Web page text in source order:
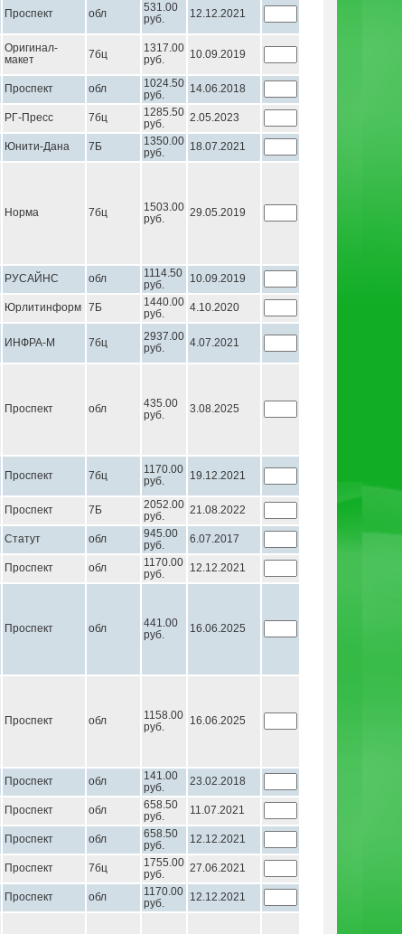
Проспект обл
531.00
руб.
12.12.2021
Оригинал-
макет
7бц
1317.00
руб.
10.09.2019
Проспект обл
1024.50
руб.
14.06.2018
РГ-Пресс 7бц
1285.50
руб.
2.05.2023
Юнити-Дана 7Б
1350.00
руб.
18.07.2021
Норма 7бц
1503.00
руб.
29.05.2019
РУСАЙНС обл
1114.50
руб.
10.09.2019
Юрлитинформ 7Б
1440.00
руб.
4.10.2020
ИНФРА-М 7бц
2937.00
руб.
4.07.2021
Проспект обл
435.00
руб.
3.08.2025
Проспект 7бц
1170.00
руб.
19.12.2021
Проспект 7Б
2052.00
руб.
21.08.2022
Статут обл
945.00
руб.
6.07.2017
Проспект обл
1170.00
руб.
12.12.2021
Проспект обл
441.00
руб.
16.06.2025
Проспект обл
1158.00
руб.
16.06.2025
Проспект обл
141.00
руб.
23.02.2018
Проспект обл
658.50
руб.
11.07.2021
Проспект обл
658.50
руб.
12.12.2021
Проспект 7бц
1755.00
руб.
27.06.2021
Проспект обл
1170.00
руб.
12.12.2021